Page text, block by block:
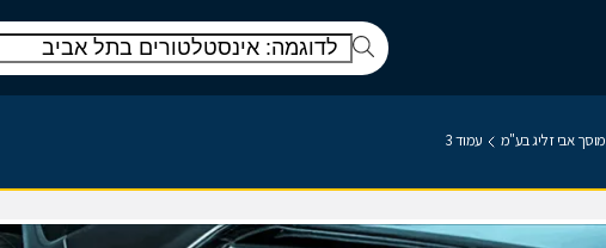
מוסך אבי זליג בע"מ עמוד 3